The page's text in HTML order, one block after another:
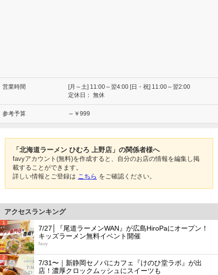
営業時間
[月～土] 11:00～翌4:00 [日・祝] 11:00～翌2:00
定休日： 無休
参考予算 ～￥999
「北海道ラーメン ひむろ 上野店」の関係者様へ
favyアカウント(無料)を作成すると、自分のお店の情報を編集し掲
載することができます。
詳しい情報とご登録は こちら をご確認ください。
アクセスランキング
1
7/27│『尾道ラーメンWAN』が広島HiroPaにオープン！
キッズラーメン無料イベント開催
favy
2
7/31〜｜新静岡セノバにカフェ『けのひ堂ラボ』が出
店！濃厚クロックムッシュにスイーツも